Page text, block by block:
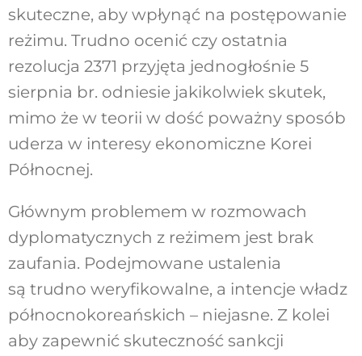
skuteczne, aby wpłynąć na postępowanie
reżimu. Trudno ocenić czy ostatnia
rezolucja 2371 przyjęta jednogłośnie 5
sierpnia br. odniesie jakikolwiek skutek,
mimo że w teorii w dość poważny sposób
uderza w interesy ekonomiczne Korei
Północnej.
Głównym problemem w rozmowach
dyplomatycznych z reżimem jest brak
zaufania. Podejmowane ustalenia
są trudno weryfikowalne, a intencje władz
północnokoreańskich – niejasne. Z kolei
aby zapewnić skuteczność sankcji